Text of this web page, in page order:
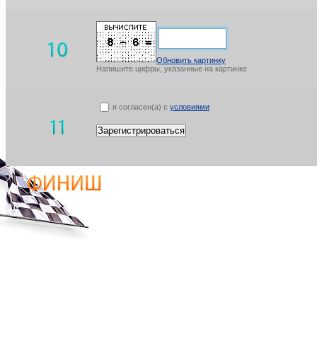
Обновить картинку
Напишите цифры, указанные на картинке
я согласен(а) с условиями
Зарегистрироваться